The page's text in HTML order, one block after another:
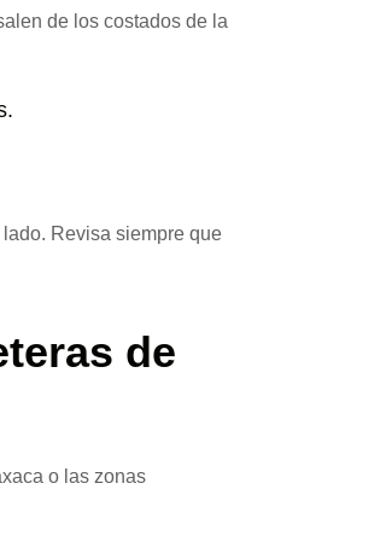
de los costados de la
Revisa siempre que
de
o las zonas